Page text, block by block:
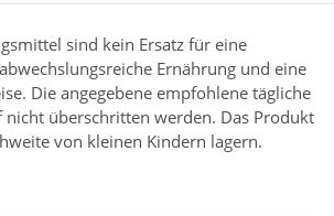
sind kein Ersatz für eine
Ernährung und eine
Die angegebene empfohlene tägliche
nicht überschritten werden. Das Produkt
von kleinen Kindern lagern.